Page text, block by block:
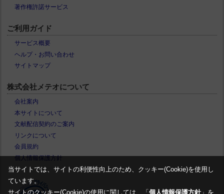
著作権許諾サービス
ご利用ガイド
サービス概要
ヘルプ・お問い合わせ
サイトマップ
株式会社メテオについて
会社案内
本サイトについて
文献配信契約のご案内
リンクについて
会員規約
個人情報保護方針
当サイトでは、サイトの利便性向上のため、クッキー(Cookie)を使用し
ています。
サイトのクッキー(Cookie)の使用に関しては、「 個人情報保護方針」を